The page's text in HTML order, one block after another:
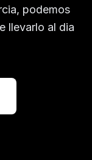
, podemos
llevarlo al dia